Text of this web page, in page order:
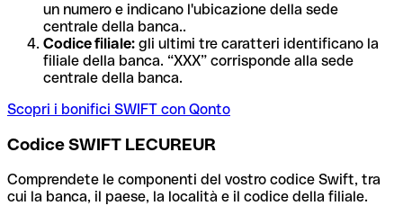
un numero e indicano l'ubicazione della sede
centrale della banca..
Codice filiale: gli ultimi tre caratteri identificano la
filiale della banca. “XXX” corrisponde alla sede
centrale della banca.
Scopri i bonifici SWIFT con Qonto
Codice SWIFT LECUREUR
Comprendete le componenti del vostro codice Swift, tra
cui la banca, il paese, la località e il codice della filiale.